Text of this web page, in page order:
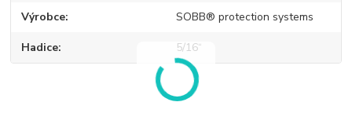
Výrobce SOBB® protection systems
Hadice 5/16“